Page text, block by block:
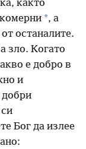
както
*, а
останалите.
зло. Когато
е добро в
и
добри
Бог да излее